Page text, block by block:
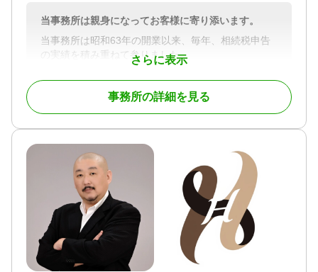
さらに表示
当事務所は親身になってお客様に寄り添います。
当事務所は昭和63年の開業以来、毎年、相続税申告
の実績を積み重ねて参りました。
その豊富な経験の中で、節税に関してはもちろんで
すが、大切にしているのは「親身になってお客様に
寄り添う」という事です。
お客様のご意向を最大限に尊重した上で、遺産分割
案を複数作成し、遺産分割案毎の節税額や納税額を
また、相続税の申告に関する「遺産分割協議書」の
作成や相続登記などの手続きも、他士業とのネット
ワークですべて解決します。
どうぞお気軽にご連絡お待ちしております。
対応地域
神奈川県全域、東京都（主に町田市・八王子市）
対応業務
事務所の詳細を見る